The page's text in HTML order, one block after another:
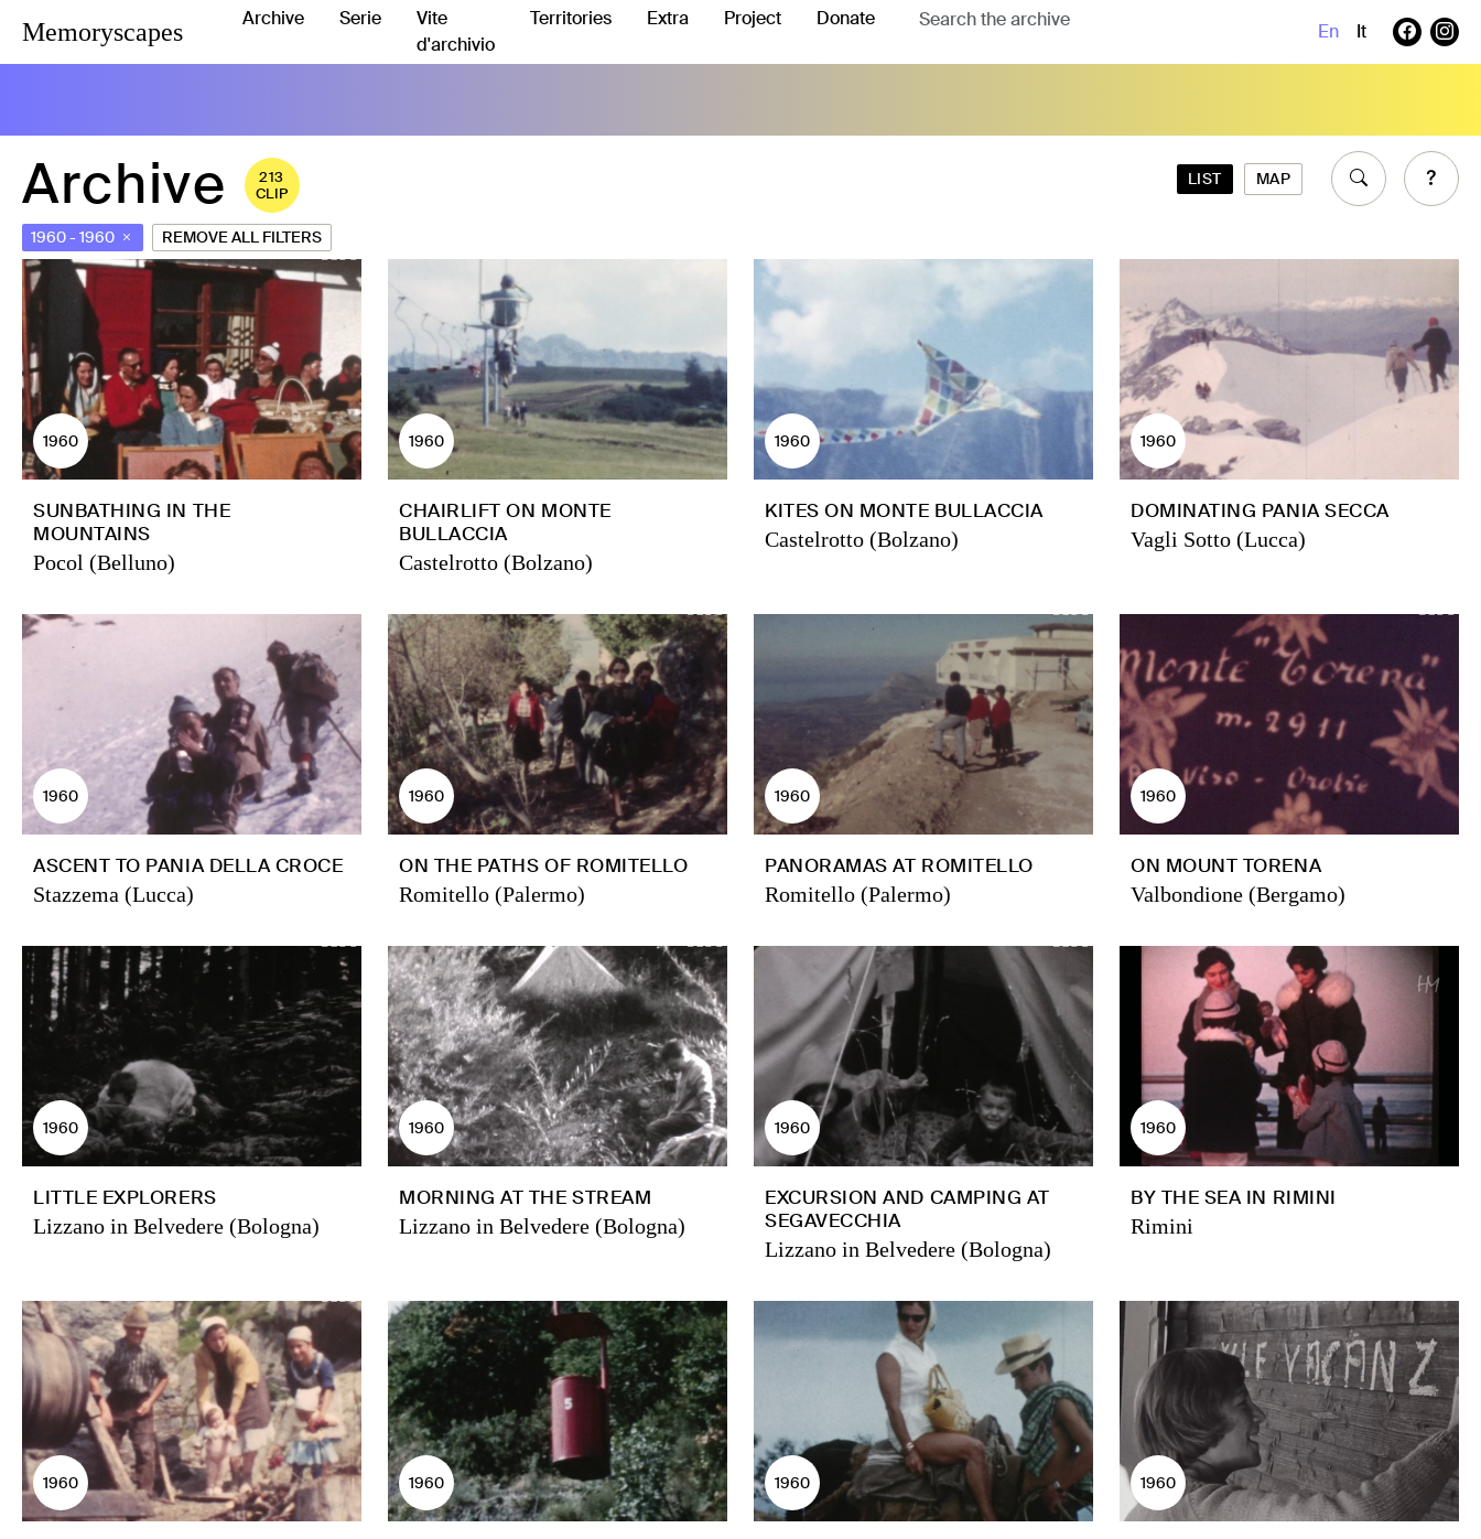
Memoryscapes Archive Serie
Vite
d'archivio
Territories Extra Project Donate
En It
Archive
213
CLIP
LIST MAP
1960- 1960 REMOVE ALL FILTERS
1960
SUNBATHING IN THE
MOUNTAINS
Pocol (Belluno)
1960
CHAIRLIFT ON MONTE
BULLACCIA
Castelrotto (Bolzano)
1960
KITES ON MONTE BULLACCIA
Castelrotto (Bolzano)
1960
DOMINATING PANIA SECCA
Vagli Sotto (Lucca)
1960
ASCENT TO PANIA DELLA CROCE
Stazzema (Lucca)
1960
ON THE PATHS OF ROMITELLO
Romitello (Palermo)
1960
PANORAMAS AT ROMITELLO
Romitello (Palermo)
1960
ON MOUNT TORENA
Valbondione (Bergamo)
1960
LITTLE EXPLORERS
Lizzano in Belvedere (Bologna)
1960
MORNING AT THE STREAM
Lizzano in Belvedere (Bologna)
1960
EXCURSION AND CAMPING AT
SEGAVECCHIA
Lizzano in Belvedere (Bologna)
1960
BY THE SEA IN RIMINI
Rimini
1960 1960 1960 1960